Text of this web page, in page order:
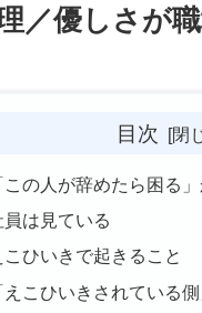
／優しさが
目次
この人が辞めたら困る
員は見ている
こひいきで起きること
えこひいきされている